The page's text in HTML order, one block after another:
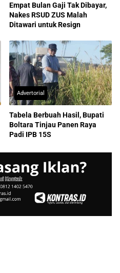
Empat Bulan Gaji Tak Dibayar,
Nakes RSUD ZUS Malah
Ditawari untuk Resign
Advertorial
Tabela Berbuah Hasil, Bupati
Boltara Tinjau Panen Raya
Padi IPB 15S